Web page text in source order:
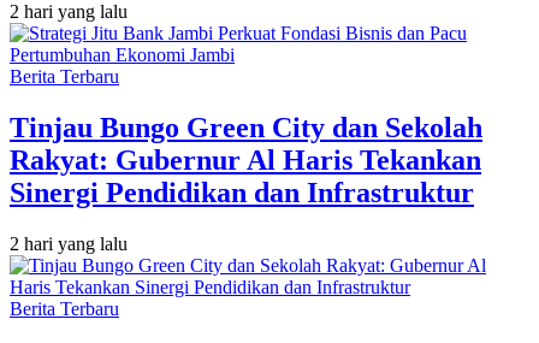
2 hari yang lalu
Berita Terbaru
Tinjau Bungo Green City dan Sekolah
Rakyat: Gubernur Al Haris Tekankan
Sinergi Pendidikan dan Infrastruktur
2 hari yang lalu
Berita Terbaru